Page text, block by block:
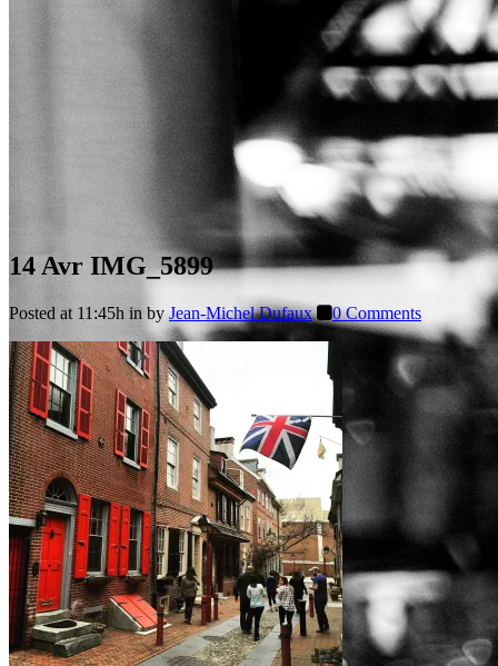
14 Avr IMG_5899
Posted at 11:45h in by Jean-Michel Dufaux 0 Comments